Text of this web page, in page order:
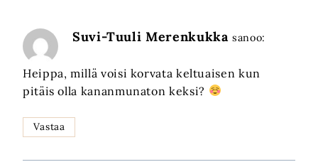
Suvi-Tuuli Merenkukka sanoo:
Heippa, millä voisi korvata keltuaisen kun
pitäis olla kananmunaton keksi?
Vastaa